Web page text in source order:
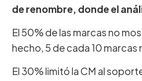
de renombre, donde el
El 50% de las marcas no
hecho, 5 de cada 10
El 30% limitó la CM al